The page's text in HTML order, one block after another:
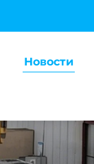
Новости